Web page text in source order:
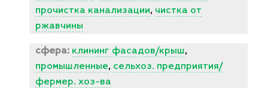
прочистка канализации, чистка от
ржавчины
сфера: клининг фасадов/крыш,
промышленные, сельхоз. предприятия/
фермер. хоз-ва